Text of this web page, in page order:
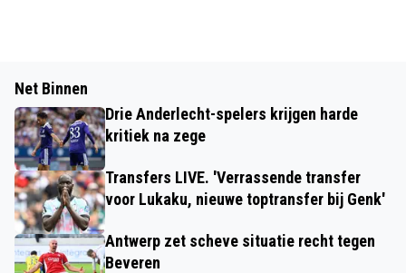
Net Binnen
Drie Anderlecht-spelers krijgen harde
kritiek na zege
Transfers LIVE. 'Verrassende transfer
voor Lukaku, nieuwe toptransfer bij Genk'
Antwerp zet scheve situatie recht tegen
Beveren